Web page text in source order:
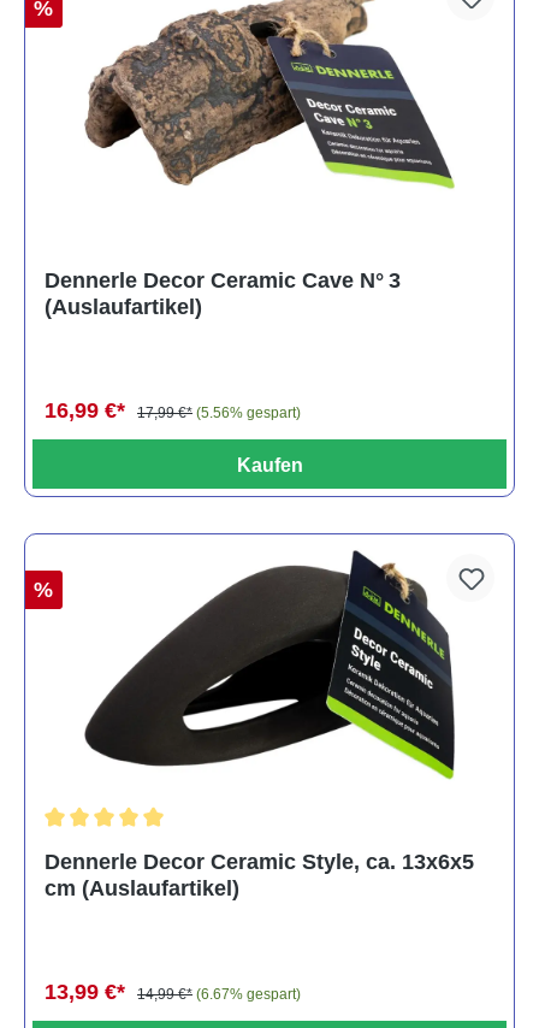
%
Dennerle Decor Ceramic Cave N° 3
(Auslaufartikel)
16,99 €* 17,99 €* (5.56% gespart)
Kaufen
%
Dennerle Decor Ceramic Style, ca. 13x6x5
cm (Auslaufartikel)
13,99 €* 14,99 €* (6.67% gespart)